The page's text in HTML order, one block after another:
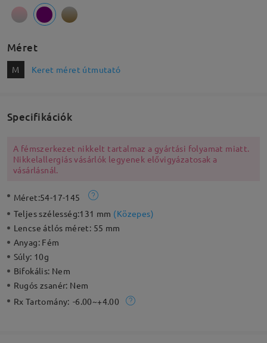
Méret
M Keret méret útmutató
Specifikációk
A fémszerkezet nikkelt tartalmaz a gyártási folyamat miatt.
Nikkelallergiás vásárlók legyenek elővigyázatosak a
vásárlásnál.
Méret:54-17-145
Teljes szélesség:131 mm (Közepes)
Lencse átlós méret: 55 mm
Anyag: Fém
Súly: 10g
Bifokális: Nem
Rugós zsanér: Nem
Rx Tartomány: -6.00~+4.00